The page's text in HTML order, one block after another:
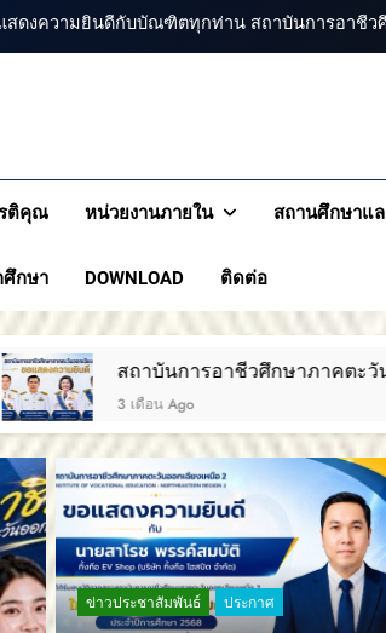
สถาบันการอาชีวศึกษาภาคตะวันออ
สดงความยินดีกับบัณฑิตทุกท่าน สถาบันการอาชีว
เหนือ 2
รติคุณ หน่วยงานภายใน สถานศึกษาแ
กษา DOWNLOAD ติดต่อ
ภาคตะวันออกเฉียงเหนือ 2 ขอแสดงความยิ
ข่าวประชาสัมพันธ์ ประกาศ